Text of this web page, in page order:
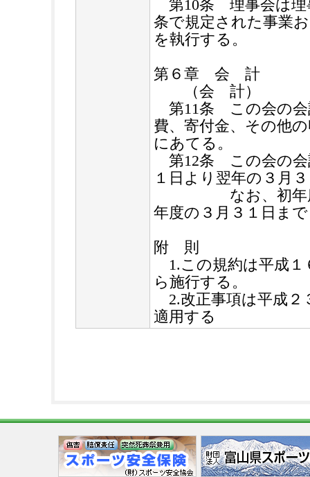
第10条 理事会は理
条で規定された事業
を執行する。
第６章 会 計
（会 計）
第11条 この会の会
費、寄付金、その他
にあてる。
第12条 この会の会
１日より翌年の３月
なお、初年度
年度の３月３１日ま
附 則
1.この規約は平成１
ら施行する。
2.改正事項は平成２
適用する